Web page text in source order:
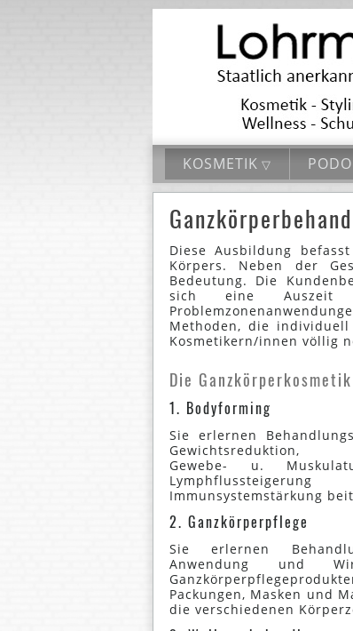
KOSMETIK
Diese Ausbildung
Körpers. Neben der
Bedeutung. Die
sich eine Auszeit
Methoden, die
Kosmetikern/innen völlig
Die
1. Bodyforming
Sie erlernen
Gewichtsreduktion,
Gewebe- u.
Immunsystemstärkung
2. Ganzkörperpflege
Sie erlernen
Anwendung und
Packungen, Masken und
die verschiedenen